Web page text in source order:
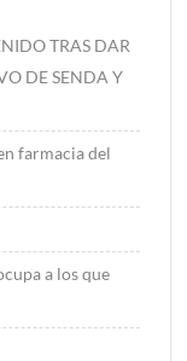
TRAS DAR
DE SENDA Y
farmacia del
a los que